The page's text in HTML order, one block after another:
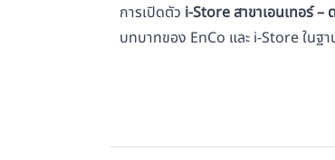
การเปิดตัว i-Store สาขาเอนเทอร์ –
บทบาทของ EnCo และ i-Store ในฐ